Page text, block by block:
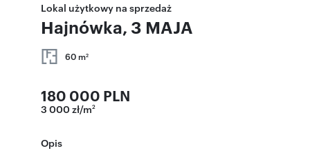
Lokal użytkowy na sprzedaż
Hajnówka, 3 MAJA
60 m2
180 000 PLN
3 000 zł/m2
Opis